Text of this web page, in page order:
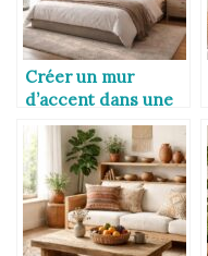
Créer un mur
d’accent dans une
chambre